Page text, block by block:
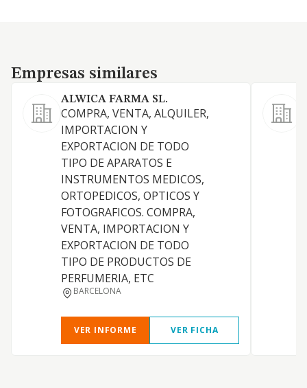
Empresas similares
Empresas similares
ALWICA FARMA SL.
COMPRA, VENTA, ALQUILER,
IMPORTACION Y
EXPORTACION DE TODO
TIPO DE APARATOS E
INSTRUMENTOS MEDICOS,
ORTOPEDICOS, OPTICOS Y
FOTOGRAFICOS. COMPRA,
VENTA, IMPORTACION Y
EXPORTACION DE TODO
TIPO DE PRODUCTOS DE
PERFUMERIA, ETC
BARCELONA
VER INFORME VER FICHA